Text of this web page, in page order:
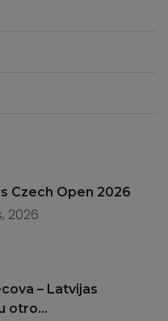
Czech Open 2026
2026
– Latvijas
otro...